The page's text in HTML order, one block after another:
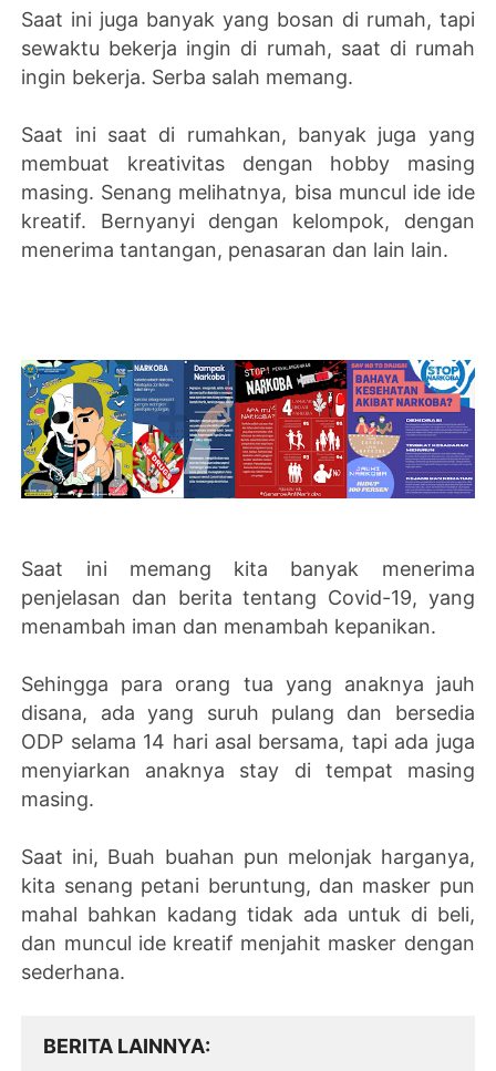
Saat ini juga banyak yang bosan di rumah, tapi
sewaktu bekerja ingin di rumah, saat di rumah
ingin bekerja. Serba salah memang.
Saat ini saat di rumahkan, banyak juga yang
membuat kreativitas dengan hobby masing
masing. Senang melihatnya, bisa muncul ide ide
kreatif. Bernyanyi dengan kelompok, dengan
menerima tantangan, penasaran dan lain lain.
Saat ini memang kita banyak menerima
penjelasan dan berita tentang Covid-19, yang
menambah iman dan menambah kepanikan.
Sehingga para orang tua yang anaknya jauh
disana, ada yang suruh pulang dan bersedia
ODP selama 14 hari asal bersama, tapi ada juga
menyiarkan anaknya stay di tempat masing
masing.
Saat ini, Buah buahan pun melonjak harganya,
kita senang petani beruntung, dan masker pun
mahal bahkan kadang tidak ada untuk di beli,
dan muncul ide kreatif menjahit masker dengan
sederhana.
BERITA LAINNYA